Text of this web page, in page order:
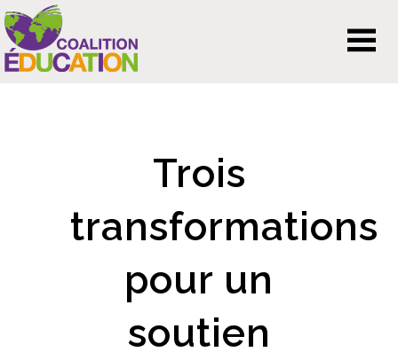
Trois
transformations
pour un
soutien